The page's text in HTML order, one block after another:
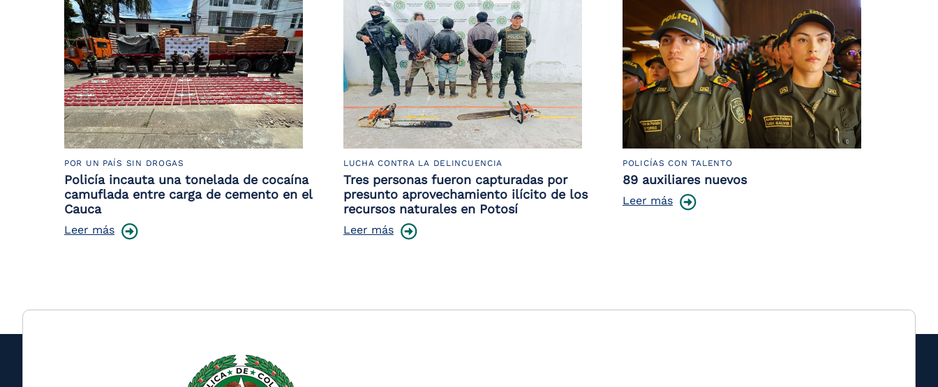
POR UN PAÍS SIN DROGAS
Policía incauta una tonelada de cocaína
camuflada entre carga de cemento en el
Cauca
Leer más
LUCHA CONTRA LA DELINCUENCIA
Tres personas fueron capturadas por
presunto aprovechamiento ilícito de los
recursos naturales en Potosí
Leer más
POLICÍAS CON TALENTO
89 auxiliares nuevos
Leer más